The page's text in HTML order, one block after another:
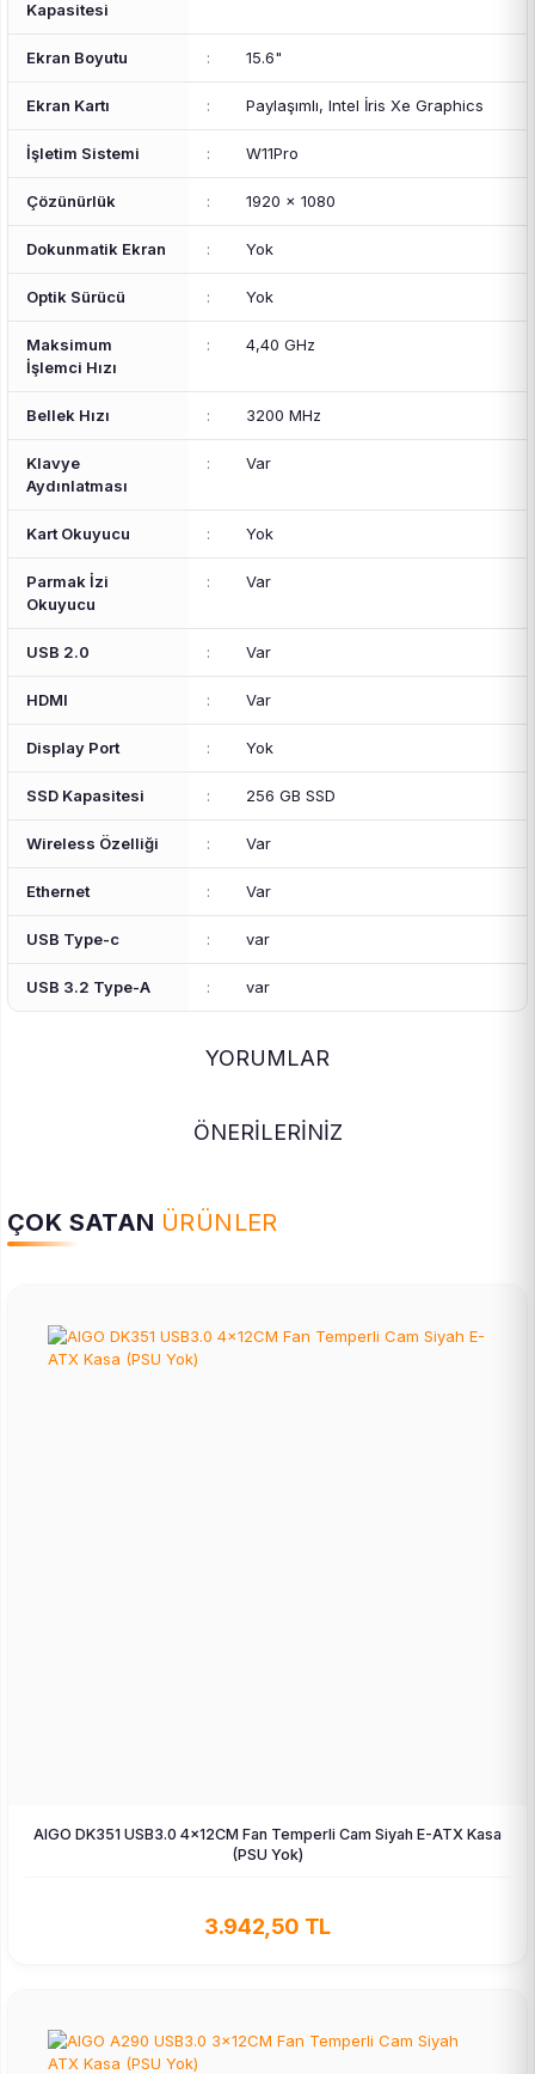
Kapasitesi
Ekran Boyutu : 15.6"
Ekran Kartı : Paylaşımlı, Intel İris Xe Graphics
İşletim Sistemi : W11Pro
Çözünürlük : 1920 x 1080
Dokunmatik Ekran : Yok
Optik Sürücü : Yok
Maksimum
İşlemci Hızı
: 4,40 GHz
Bellek Hızı : 3200 MHz
Klavye
Aydınlatması
: Var
Kart Okuyucu : Yok
Parmak İzi
Okuyucu
: Var
USB 2.0 : Var
HDMI : Var
Display Port : Yok
SSD Kapasitesi : 256 GB SSD
Wireless Özelliği : Var
Ethernet : Var
USB Type-c : var
USB 3.2 Type-A : var
YORUMLAR
ÖNERİLERİNİZ
ÇOK SATAN ÜRÜNLER
AIGO DK351 USB3.0 4×12CM Fan Temperli Cam Siyah E-ATX Kasa
(PSU Yok)
3.942,50 TL